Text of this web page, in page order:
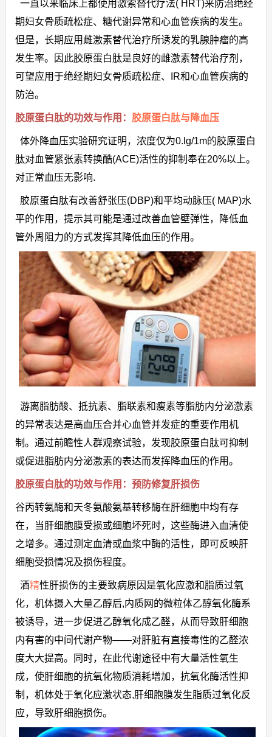
一直以来临床上都使用激索替代疗法( HRT)来防治绝经
期妇女骨质疏松症、糖代谢异常和心血管疾病的发生。
但是，长期应用雌激素替代治疗所诱发的乳腺肿瘤的高
发生率。因此胶原蛋白肽是良好的雌激素替代治疗剂，
可望应用于绝经期妇女骨质疏松症、IR和心血管疾病的
防治。
胶原蛋白肽的功效与作用： 胶原蛋白肽与降血压
体外降血压实验研究证明，浓度仅为0.lg/1m的胶原蛋白
肽对血管紧张素转换酷(ACE)活性的抑制奉在20%以上。
对正常血压无影响.
胶原蛋白肽有改善舒张压(DBP)和平均动脉压( MAP)水
平的作用，提示其可能是通过改善血管壁弹性，降低血
管外周阻力的方式发挥其降低血压的作用。
游离脂肪酸、抵抗素、脂联素和瘦素等脂肪内分泌激素
的异常表达是高血压合并心血管并发症的重要作用机
制。通过前瞻性人群观察试验，发现胶原蛋白肽可抑制
或促进脂肪内分泌激素的表达而发挥降血压的作用。
胶原蛋白肽的功效与作用：预防修复肝损伤
谷丙转氨酶和天冬氨酸氨基转移酶在肝细胞中均有存
在，当肝细胞膜受损或细胞坏死时，这些酶进入血清使
之增多。通过测定血清或血浆中酶的活性，即可反映肝
细胞受损情况及损伤程度。
酒精性肝损伤的主要致病原因是氧化应激和脂质过氧
化，机体摄入大量乙醇后,内质网的微粒体乙醇氧化酶系
被诱导，进一步促进乙醇氧化成乙醛，从而导致肝细胞
内有害的中间代谢产物——对肝脏有直接毒性的乙醛浓
度大大提高。同时，在此代谢途径中有大量活性氧生
成，使肝细胞的抗氧化物质消耗增加，抗氧化酶活性抑
制，机体处于氧化应激状态,肝细胞膜发生脂质过氧化反
应，导致肝细胞损伤。